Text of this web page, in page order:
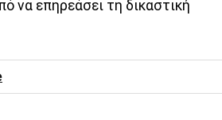
να επηρεάσει τη δικαστική